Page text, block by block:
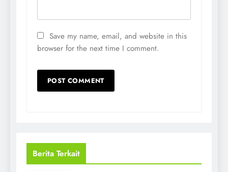
Save my name, email, and website in this
browser for the next time I comment.
Berita Terkait